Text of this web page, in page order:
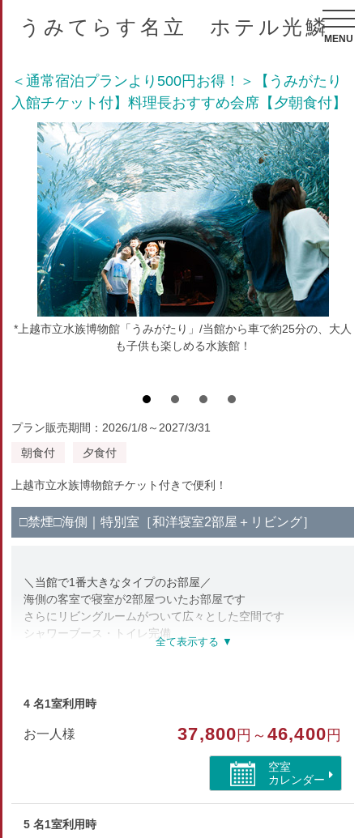
うみてらす名立 ホテル光鱗
MENU
＜通常宿泊プランより500円お得！＞【うみがたり
入館チケット付】料理長おすすめ会席【夕朝食付】
*上越市立水族博物館「うみがたり」/当館から車で約25分の、大人
も子供も楽しめる水族館！
プラン販売期間：2026/1/8～2027/3/31
朝食付
夕食付
上越市立水族博物館チケット付きで便利！
□禁煙□海側｜特別室［和洋寝室2部屋＋リビング］
＼当館で1番大きなタイプのお部屋／
海側の客室で寝室が2部屋ついたお部屋です
さらにリビングルームがついて広々とした空間です
シャワーブース・トイレ完備
【部屋設備・アメニティ】
ハンドタオル・バスタオル・歯ブラシ・シャンプー・リンス
部屋種別
特別室・スイート
4 名1室利用時
お一人様 37,800 円～46,400 円
空室
カレンダー
5 名1室利用時